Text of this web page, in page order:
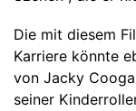
Die mit diesem
Karriere könnte
von Jacky
seiner